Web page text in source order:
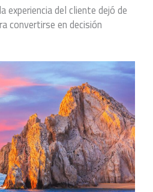
experiencia del cliente dejó de
convertirse en decisión